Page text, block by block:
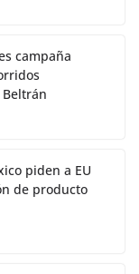
campaña
piden a EU
de producto